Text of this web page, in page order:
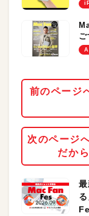
ご
前のページ
次のページ
だか